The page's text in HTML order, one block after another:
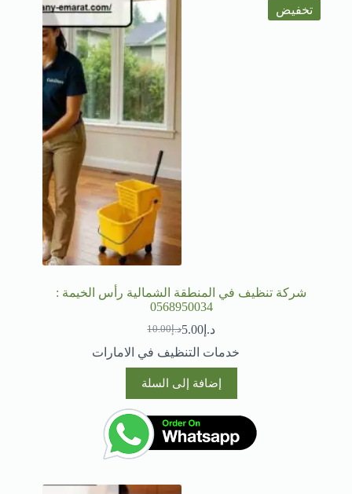
تخفيض
شركة تنظيف في المنطقة الشمالية رأس الخيمة :
0568950034
د.إ10.00
السعر
الأصلي
هو:
د.إ 5.00السعر
الحالي
هو:
خدمات التنظيف في الامارات
إضافة إلى السلة